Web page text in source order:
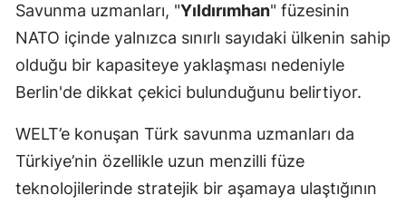
Savunma uzmanları, "Yıldırımhan" füzesinin
NATO içinde yalnızca sınırlı sayıdaki ülkenin sahip
olduğu bir kapasiteye yaklaşması nedeniyle
Berlin'de dikkat çekici bulunduğunu belirtiyor.
WELT’e konuşan Türk savunma uzmanları da
Türkiye’nin özellikle uzun menzilli füze
teknolojilerinde stratejik bir aşamaya ulaştığının